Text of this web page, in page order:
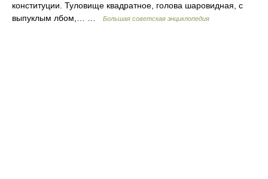
конституции. Туловище квадратное, голова шаровидная, с
выпуклым лбом,… …
Большая советская энциклопедия